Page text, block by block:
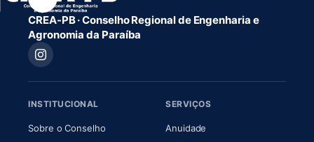
CREA-PB · Conselho Regional de Engenharia e
Agronomia da Paraíba
INSTITUCIONAL
Sobre o Conselho(abre em nova aba)
SERVIÇOS
Anuidade